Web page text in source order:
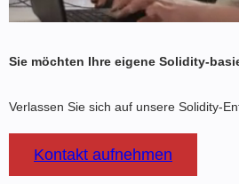
Sie möchten Ihre eigene Solidity-
Verlassen Sie sich auf unsere Solidity-
Kontakt aufnehmen